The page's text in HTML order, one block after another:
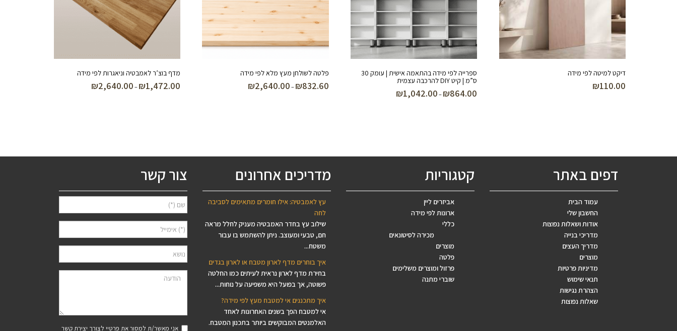
דיקט למיטה לפי מידה
₪110.00
ספרייה לפי מידה בהתאמה אישית | עומק 30
ס”מ | קיט DIY להרכבה עצמית
₪864.00
–
₪1,042.00
טווח
פלטה לשולחן מעץ מלא לפי מידה
₪832.60
–
₪2,640.00
מדף בוצ’ר לאמבטיה וניאגרות לפי מידה
₪1,472.00
–
₪2,640.00
דפים באתר
עמוד הבית
החשבון שלי
אודות ושאלות נפוצות
מדריכי בנייה
מדריך העצים
מוצרים
מדיניות פרטיות
תנאי שימוש
הצהרת נגישות
שאלות נפוצות
קטגוריות
אביזרים ליין
ארונות לפי מידה
כללי
מכירה לסיטונאים
מוצרים
פלטה
פרזול ומוצרים משלימים
שוברי מתנה
מדריכים אחרונים
עץ לאמבטיה: אילו חומרים מתאימים לסביבה
לחה
שילוב עץ בחדר האמבטיה מעניק לחלל מראה
חם, טבעי ומעוצב. ניתן להשתמש בו עבור
משטח...
איך בוחרים מדף לארון מטבח או לארון בגדים
בחירת מדף לארון נראית לעיתים כמו החלטה
פשוטה, אך בפועל היא משפיעה על נוחות...
איך מתכננים אי למטבח מעץ לפי מידה?
אי למטבח הפך בשנים האחרונות לאחד
האלמנטים המבוקשים ביותר בתכנון המטבח.
צור קשר
אני מאשר/ת למסור את פרטיי לצורך יצירת קשר